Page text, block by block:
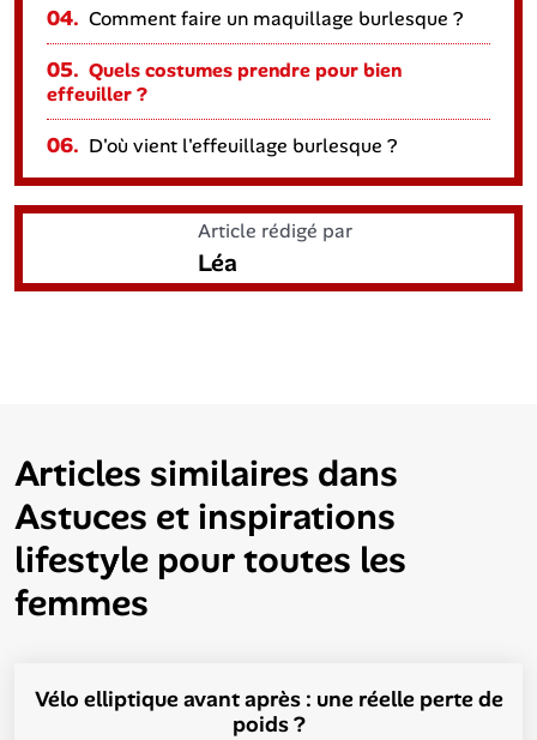
04. Comment faire un maquillage burlesque ?
05. Quels costumes prendre pour bien
effeuiller ?
06. D'où vient l'effeuillage burlesque ?
Article rédigé par
Léa
Articles similaires dans
Astuces et inspirations
lifestyle pour toutes les
femmes
Vélo elliptique avant après : une réelle perte de
poids ?